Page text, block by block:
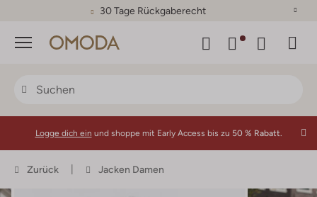
30 Tage Rückgaberecht
Menü
Logge dich ein und shoppe mit Early Access bis zu 50 % Rabatt.
Zurück Jacken Damen